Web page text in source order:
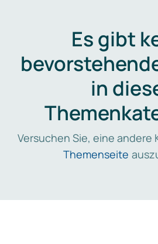
Es gibt
in
Versuchen Sie, eine andere
Themenseite